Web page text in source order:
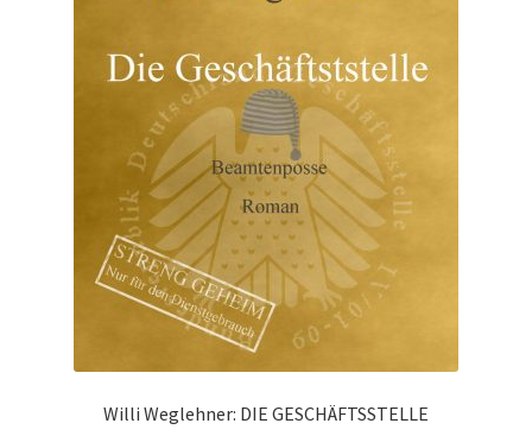
Willi Weglehner: DIE GESCHÄFTSSTELLE